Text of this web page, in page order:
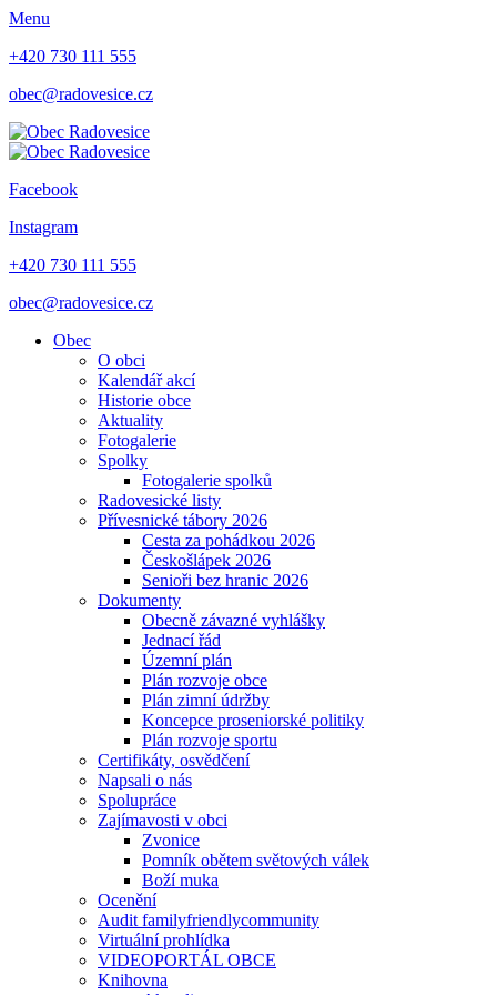
Menu
+420 730 111 555
obec@radovesice.cz
Facebook
Instagram
+420 730 111 555
obec@radovesice.cz
Obec
O obci
Kalendář akcí
Historie obce
Aktuality
Fotogalerie
Spolky
Fotogalerie spolků
Radovesické listy
Přívesnické tábory 2026
Cesta za pohádkou 2026
Českošlápek 2026
Senioři bez hranic 2026
Dokumenty
Obecně závazné vyhlášky
Jednací řád
Územní plán
Plán rozvoje obce
Plán zimní údržby
Koncepce proseniorské politiky
Plán rozvoje sportu
Certifikáty, osvědčení
Napsali o nás
Spolupráce
Zajímavosti v obci
Zvonice
Pomník obětem světových válek
Boží muka
Ocenění
Audit familyfriendlycommunity
Virtuální prohlídka
VIDEOPORTÁL OBCE
Knihovna